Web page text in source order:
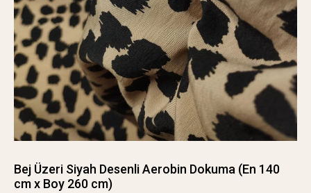
Bej Üzeri Siyah Desenli Aerobin Dokuma (En 140
cm x Boy 260 cm)